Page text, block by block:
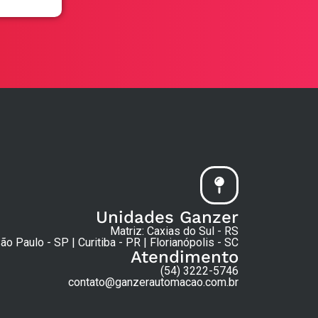
Unidades Ganzer
Matriz: Caxias do Sul - RS
Paulo - SP | Curitiba - PR | Florianópolis - SC
Atendimento
(54) 3222-5746
contato@ganzerautomacao.com.br